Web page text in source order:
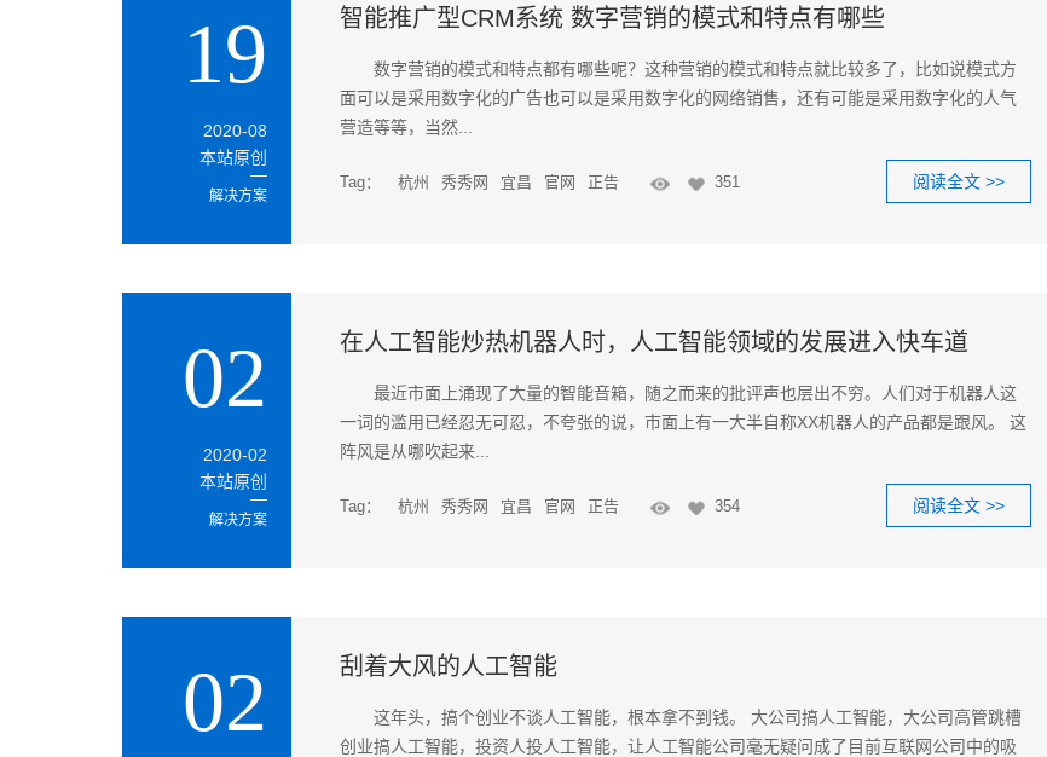
19
2020-08
本站原创
解决方案
智能推广型CRM系统 数字营销的模式和特点有哪些
数字营销的模式和特点都有哪些呢？这种营销的模式和特点就比较多了，比如说模式方
面可以是采用数字化的广告也可以是采用数字化的网络销售，还有可能是采用数字化的人气
营造等等，当然...
阅读全文 >>
Tag： 杭州 秀秀网 宜昌 官网 正告 351
02
2020-02
本站原创
解决方案
在人工智能炒热机器人时，人工智能领域的发展进入快车道
最近市面上涌现了大量的智能音箱，随之而来的批评声也层出不穷。人们对于机器人这
一词的滥用已经忍无可忍，不夸张的说，市面上有一大半自称XX机器人的产品都是跟风。 这
阵风是从哪吹起来...
阅读全文 >>
Tag： 杭州 秀秀网 宜昌 官网 正告 354
02 刮着大风的人工智能
这年头，搞个创业不谈人工智能，根本拿不到钱。 大公司搞人工智能，大公司高管跳槽
创业搞人工智能，投资人投人工智能，让人工智能公司毫无疑问成了目前互联网公司中的吸